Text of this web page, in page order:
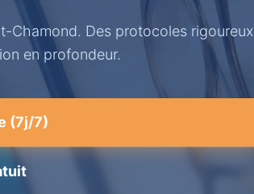
Chamond. Des protocoles rigoureux
en profondeur.
(7j/7)